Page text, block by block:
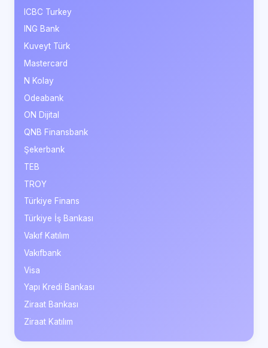
ICBC Turkey
ING Bank
Kuveyt Türk
Mastercard
N Kolay
Odeabank
ON Dijital
QNB Finansbank
Şekerbank
TEB
TROY
Türkiye Finans
Türkiye İş Bankası
Vakıf Katılım
Vakıfbank
Visa
Yapı Kredi Bankası
Ziraat Bankası
Ziraat Katılım